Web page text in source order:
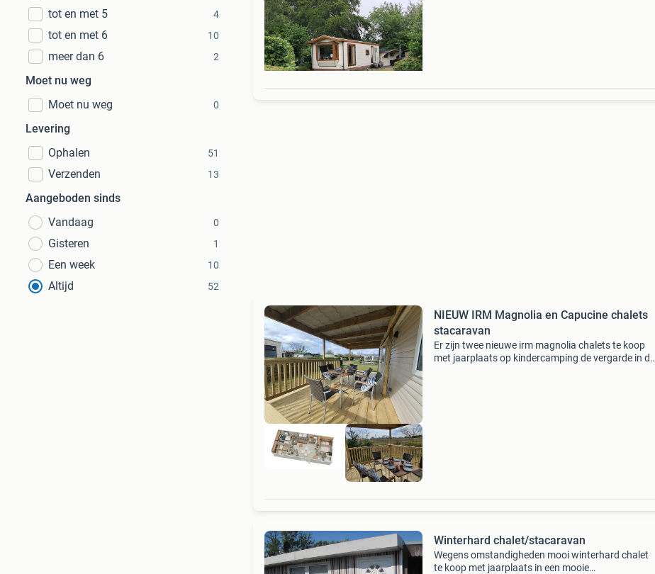
tot en met 5 4
tot en met 6 10
meer dan 6 2
Moet nu weg
Moet nu weg
0
Levering
Ophalen
51
Verzenden 13
Aangeboden sinds
Vandaag
0
Gisteren 1
Een week 10
Altijd 52
NIEUW IRM Magnolia en Capucine chalets
stacaravan
Er zijn twee nieuwe irm magnolia chalets te koop
met jaarplaats op kindercamping de vergarde in de
Winterhard chalet/stacaravan
Wegens omstandigheden mooi winterhard chalet
te koop met jaarplaats in een mooie